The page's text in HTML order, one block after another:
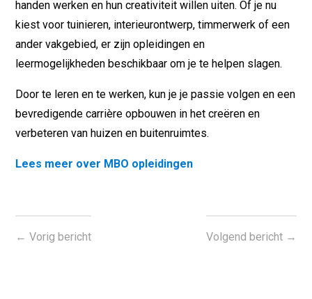
handen werken en hun creativiteit willen uiten. Of je nu
kiest voor tuinieren, interieurontwerp, timmerwerk of een
ander vakgebied, er zijn opleidingen en
leermogelijkheden beschikbaar om je te helpen slagen.
Door te leren en te werken, kun je je passie volgen en een
bevredigende carrière opbouwen in het creëren en
verbeteren van huizen en buitenruimtes.
Lees meer over MBO opleidingen
←Vorig bericht Volgend bericht→